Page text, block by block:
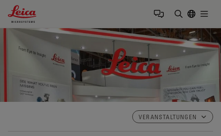
Leica Microsystems Logo
VERANSTALTUNGEN